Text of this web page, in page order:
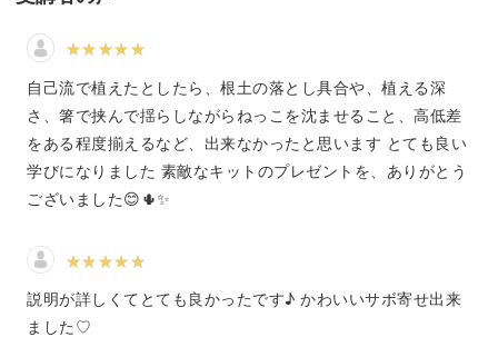
サボテンは少し地味なイメージがあるかもしれませんが、
実はさまざまな色があり、形にも種類があります。
ひとつひとつに個性があって、組み合わせ次第で華やかな
寄せ植えになるんですよ♪
「どんなサボテンを選べばいいの？」と不安な方も、キッ
トがあるので大丈夫。
自己流で植えたとしたら、根土の落とし具合や、植える深
さ、箸で挟んで揺らしながらねっこを沈ませること、高低差
をある程度揃えるなど、出来なかったと思います とても良い
学びになりました 素敵なキットのプレゼントを、ありがとう
ございました😊🌵✨
説明が詳しくてとても良かったです♪ かわいいサボ寄せ出来
ました♡